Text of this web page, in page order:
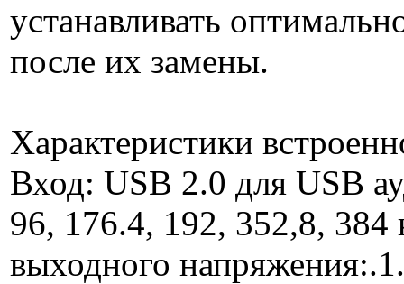
устанавливать
после их замены.
Характеристики
Вход: USB 2.0 для USB
96, 176.4, 192, 352,8,
выходного